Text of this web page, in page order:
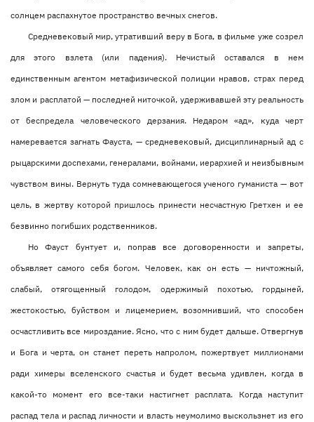
солнцем распахнутое пространство вечных снегов.
Средневековый мир, утративший веру в Бога, в фильме уже созрел
для этого взлета (или падения). Нечистый оставался в нем
единственным агентом метафизической полиции нравов, страх перед
злом и расплатой — последней ниточкой, удерживавшей эту реальность
от беспредела человеческого дерзания. Недаром «ад», куда черт
намеревается загнать Фауста, — средневековый, дисциплинарный ад с
рыцарскими доспехами, генералами, войнами, иерархией и неизбывным
чувством вины. Вернуть туда сомневающегося ученого гуманиста — вот
цель, в жертву которой пришлось принести несчастную Гретхен и ее
безвинно погибших родственников.
Но Фауст бунтует и, поправ все договоренности и запреты,
объявляет самого себя богом. Человек, как он есть — ничтожный,
слабый, отягощенный голодом, одержимый похотью, гордыней,
жестокостью, буйством и лицемерием, возомнивший, что способен
осчастливить все мироздание. Ясно, что с ним будет дальше. Отвергнув
и Бога и черта, он станет переть напролом, пожертвует миллионами
ради химеры вселенского счастья и будет весьма удивлен, когда в
какой-то момент его все-таки настигнет расплата. Когда наступит
распад тела и распад личности и власть неумолимо выскользнет из его